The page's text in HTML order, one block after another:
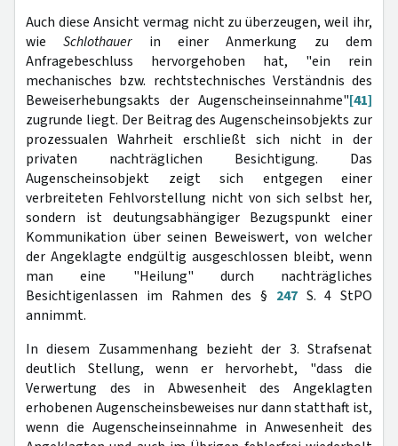
Auch diese Ansicht vermag nicht zu überzeugen, weil ihr,
wieSchlothauerin einer Anmerkung zu dem
Anfragebeschluss hervorgehoben hat, "ein rein
mechanisches bzw. rechtstechnisches Verständnis des
Beweiserhebungsakts der Augenscheinseinnahme"[41]
zugrunde liegt. Der Beitrag des Augenscheinsobjekts zur
prozessualen Wahrheit erschließt sich nicht in der
privaten nachträglichen Besichtigung. Das
Augenscheinsobjekt zeigt sich entgegen einer
verbreiteten Fehlvorstellung nicht von sich selbst her,
sondern ist deutungsabhängiger Bezugspunkt einer
Kommunikation über seinen Beweiswert, von welcher
der Angeklagte endgültig ausgeschlossen bleibt, wenn
man eine "Heilung" durch nachträgliches
Besichtigenlassen im Rahmen des § 247S. 4 StPO
annimmt.
In diesem Zusammenhang bezieht der 3. Strafsenat
deutlich Stellung, wenn er hervorhebt, "dass die
Verwertung des in Abwesenheit des Angeklagten
erhobenen Augenscheinsbeweises nur dann statthaft ist,
wenn die Augenscheinseinnahme in Anwesenheit des